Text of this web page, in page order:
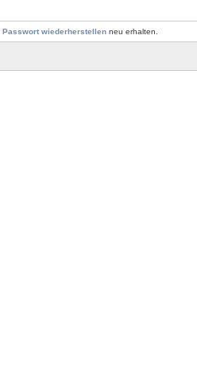
Passwort wiederherstellen neu erhalten.